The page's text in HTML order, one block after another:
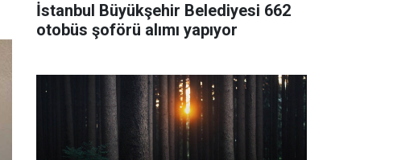
İstanbul Büyükşehir Belediyesi 662
otobüs şoförü alımı yapıyor